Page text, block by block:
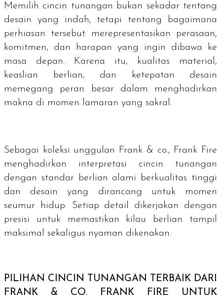
Memilih cincin tunangan bukan sekadar tentang
desain yang indah, tetapi tentang bagaimana
perhiasan tersebut merepresentasikan perasaan,
komitmen, dan harapan yang ingin dibawa ke
masa depan. Karena itu, kualitas material,
keaslian berlian, dan ketepatan desain
memegang peran besar dalam menghadirkan
makna di momen lamaran yang sakral.
Sebagai koleksi unggulan Frank & co., Frank Fire
menghadirkan interpretasi cincin tunangan
dengan standar berlian alami berkualitas tinggi
dan desain yang dirancang untuk momen
seumur hidup. Setiap detail dikerjakan dengan
presisi untuk memastikan kilau berlian tampil
maksimal sekaligus nyaman dikenakan.
PILIHAN CINCIN TUNANGAN TERBAIK DARI
FRANK & CO. FRANK FIRE UNTUK